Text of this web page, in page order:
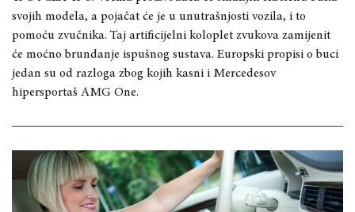
svojih modela, a pojačat će je u unutrašnjosti vozila, i to
pomoću zvučnika. Taj artificijelni koloplet zvukova zamijenit
će moćno brundanje ispušnog sustava. Europski propisi o buci
jedan su od razloga zbog kojih kasni i Mercedesov
hipersportaš AMG One.